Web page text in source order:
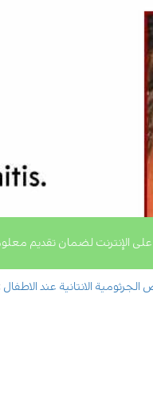
الإنترنت لضمان تقديم
الجرثومية الانتانية عند الاطفال